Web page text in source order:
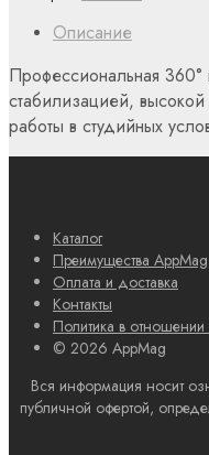
Описание
Профессиональная 360°
стабилизацией,
работы в студийных
Каталог
Преимущества AppMag
Оплата и доставка
Контакты
Политика в
© 2026 AppMag
Вся информация носит
публичной офертой,